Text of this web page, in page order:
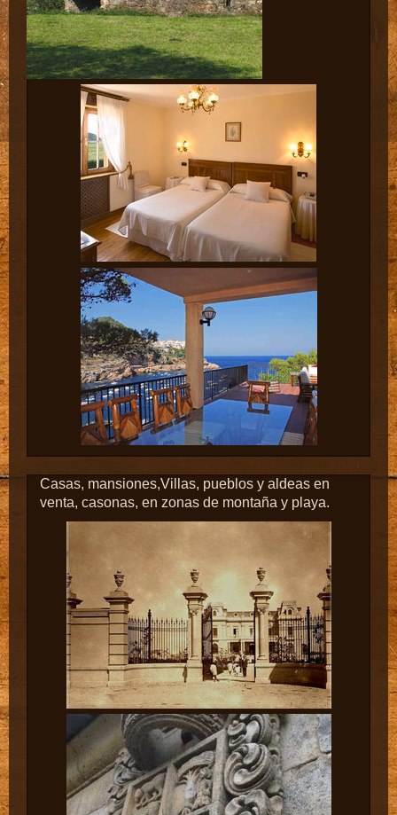
Casas, mansiones,Villas, pueblos y aldeas en
venta, casonas, en zonas de montaña y playa.